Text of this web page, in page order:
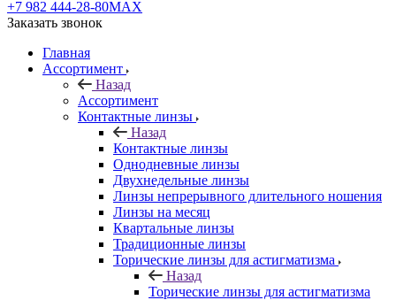
+7 982 444-28-80MAX
Заказать звонок
Главная
Ассортимент
Назад
Ассортимент
Контактные линзы
Назад
Контактные линзы
Однодневные линзы
Двухнедельные линзы
Линзы непрерывного длительного ношения
Линзы на месяц
Квартальные линзы
Традиционные линзы
Торические линзы для астигматизма
Назад
Торические линзы для астигматизма